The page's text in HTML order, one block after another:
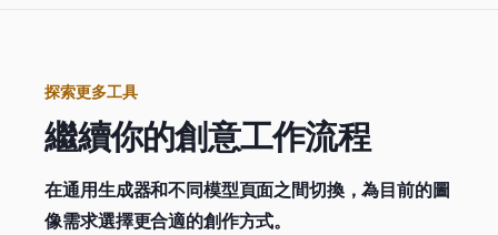
探索更多工具
繼續你的創意工作流程
在通用生成器和不同模型頁面之間切換，為目前的圖
像需求選擇更合適的創作方式。